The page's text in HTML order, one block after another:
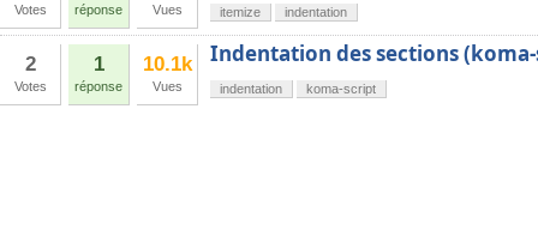
Votes réponse Vues itemize indentation
2
Votes
1
réponse
10.1k
Vues
Indentation des sections
indentation koma-script